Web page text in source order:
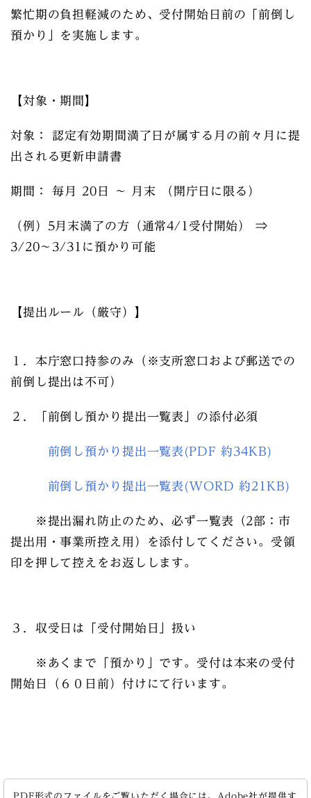
繁忙期の負担軽減のため、 受付開始日前の「前倒し
預かり」 を実施します。
【対象・期間】
対象： 認定有効期間満了日が属する月の前々月に提
出される更新申請書
期間： 毎月 20日 ～ 月末 （開庁日に限る）
（例）5月末満了の方（通常4/1受付開始） ⇒
3/20～3/31に預かり可能
【提出ルール（厳守）】
１．本庁窓口持参のみ（※支所窓口および郵送での
前倒し提出は不可）
２． 「前倒し預かり提出一覧表」の添付必須
前倒し預かり提出一覧表(PDF 約34KB)
前倒し預かり提出一覧表(WORD 約21KB)
※提出漏れ防止のため、必ず一覧表（2部：市
提出用・事業所控え用）を添付してください。 受領
印を押して控えをお返しします。
３．収受日は「受付開始日」扱い
※あくまで「預かり」です。受付は本来の受付
開始日（６０日前）付けにて行います。